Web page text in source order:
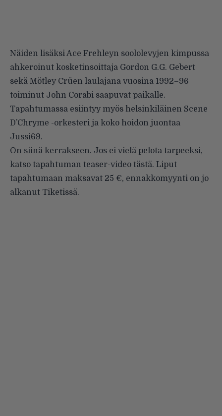
Näiden lisäksi Ace Frehleyn soololevyjen kimpussa
ahkeroinut kosketinsoittaja Gordon G.G. Gebert
sekä Mötley Crüen laulajana vuosina 1992–96
toiminut John Corabi saapuvat paikalle.
Tapahtumassa esiintyy myös helsinkiläinen Scene
D’Chryme -orkesteri ja koko hoidon juontaa
Jussi69.
On siinä kerrakseen. Jos ei vielä pelota tarpeeksi,
katso tapahtuman teaser-video tästä. Liput
tapahtumaan maksavat 25 €, ennakkomyynti on jo
alkanut Tiketissä.